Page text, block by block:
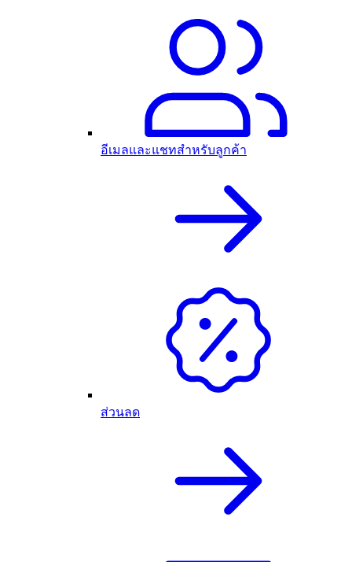
อีเมลและแชทสำหรับลูกค้า
ส่วนลด